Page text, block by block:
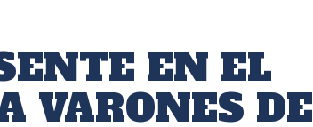
EN EL
VARONES DE